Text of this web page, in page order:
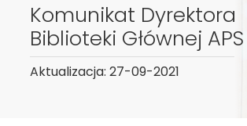
Komunikat Dyrektora
Biblioteki Głównej APS
Aktualizacja: 27-09-2021